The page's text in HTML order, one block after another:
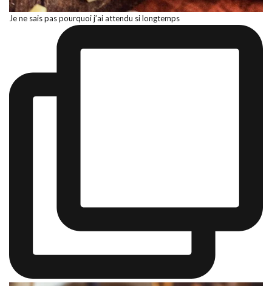
Je ne sais pas pourquoi j’ai attendu si longtemps